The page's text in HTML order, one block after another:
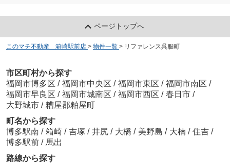
ページトップへ
このマチ不動産 箱崎駅前店 > 物件一覧 > リファレンス呉服町
市区町村から探す
福岡市博多区 / 福岡市中央区 / 福岡市東区 / 福岡市南区 /
福岡市早良区 / 福岡市城南区 / 福岡市西区 / 春日市 /
大野城市 / 糟屋郡粕屋町
町名から探す
博多駅南 / 箱崎 / 吉塚 / 井尻 / 大橋 / 美野島 / 大楠 / 住吉 /
博多駅前 / 馬出
路線から探す